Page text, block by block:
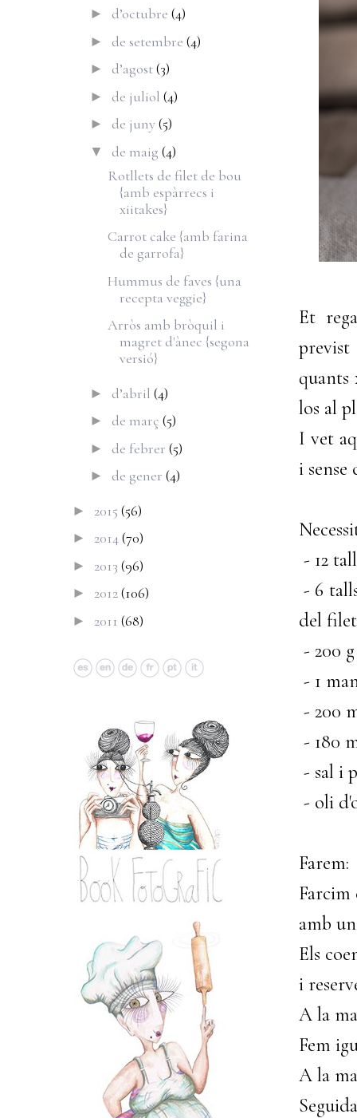
Et
quants
los al
I vet
i sense
- 12
- 6
del filet
- 200
- 1
- 200
- 180
- sal i
- oli
Farem:
amb
Els
i
A la
Fem
A la
► d’octubre (4)
► de setembre (4)
► d’agost(3)
► de juliol (4)
► de juny(5)
▼ de maig (4)
Rotllets de filet de bou
{amb espàrrecs i
xiitakes}
Carrot cake {amb farina
de garrofa}
Hummus de faves {una
recepta veggie}
Arròs amb bròquil i
magret d'ànec {segona
versió}
► d’abril (4)
► de març (5)
► de febrer (5)
► de gener (4)
► 2015 (56)
► 2014(70)
► 2013 (96)
► 2012(106)
► 2011 (68)